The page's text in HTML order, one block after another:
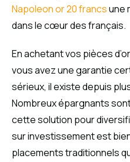
Napoleon or 20 francsune
dans le cœur des français.
En achetant vos pièces
vous avez une garantie
sérieux, il existe depuis
Nombreux épargnants
cette solution pour
sur investissement est
placements traditionnels